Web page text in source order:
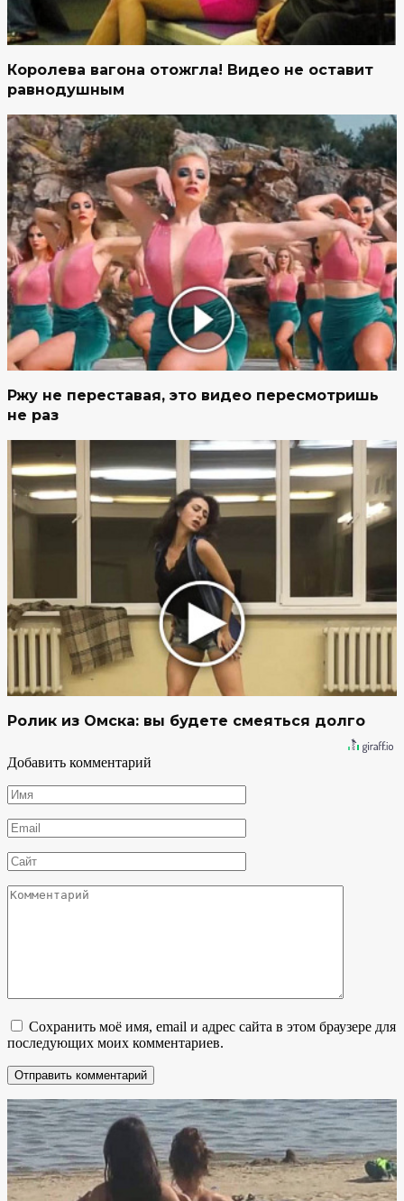
Королева вагона отожгла! Видео не оставит
равнодушным
Ржу не переставая, это видео пересмотришь
не раз
Ролик из Омска: вы будете смеяться долго
Добавить комментарий
Имя
*
Email
*
Сайт
Комментарий
Сохранить моё имя, email и адрес сайта в этом браузере для
последующих моих комментариев.